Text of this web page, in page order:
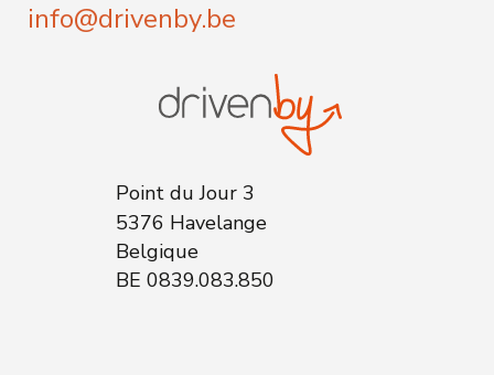
info@drivenby.be
Point du Jour 3
5376 Havelange
Belgique
BE 0839.083.850